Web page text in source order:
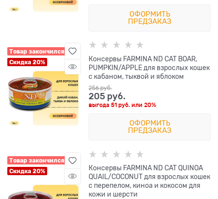
ОФОРМИТЬ
ПРЕДЗАКАЗ
Товар закончился
Скидка 20%
Консервы FARMINA ND CAT BOAR,
PUMPKIN/APPLE для взрослых кошек
с кабаном, тыквой и яблоком
256 руб.
205 руб.
выгода51 руб. или20%
ОФОРМИТЬ
ПРЕДЗАКАЗ
Товар закончился
Скидка 20%
Консервы FARMINA ND CAT QUINOA
QUAIL/COCONUT для взрослых кошек
с перепелом, киноа и кокосом для
кожи и шерсти